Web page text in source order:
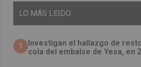
LO MÁS LEIDO
1
Investigan el hallazgo de
cola del embalse de Yesa, en